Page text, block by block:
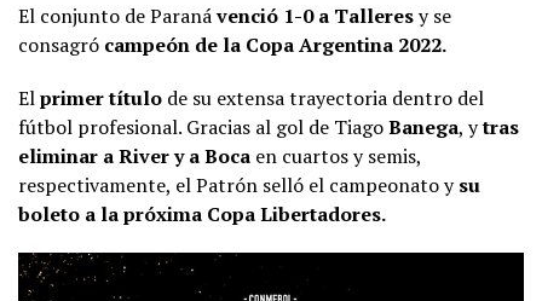
El conjunto de Paranávenció 1-0 a Talleresy se
consagró campeón de la Copa Argentina 2022.
Elprimer título de su extensa trayectoria dentro del
fútbol profesional. Gracias al gol de TiagoBanega, ytras
eliminar a River y a Boca en cuartos y semis,
respectivamente, el Patrón selló el campeonato ysu
boleto a la próxima Copa Libertadores.